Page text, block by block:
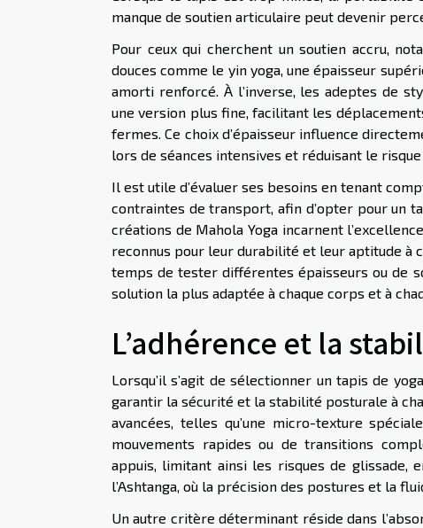
manque de soutien articulaire peut devenir
Pour ceux qui cherchent un soutien accru,
douces comme le yin yoga, une épaisseur
amorti renforcé. À l’inverse, les adeptes de
une version plus fine, facilitant les
fermes. Ce choix d’épaisseur influence
lors de séances intensives et réduisant le
Il est utile d’évaluer ses besoins en tenant
contraintes de transport, afin d’opter pour un
créations de Mahola Yoga incarnent
reconnus pour leur durabilité et leur aptitude
temps de tester différentes épaisseurs ou de
solution la plus adaptée à chaque corps et à
L’adhérence et la
Lorsqu’il s’agit de sélectionner un tapis de
garantir la sécurité et la stabilité posturale à
avancées, telles qu’une micro-texture
mouvements rapides ou de transitions
appuis, limitant ainsi les risques de glissade,
l’Ashtanga, où la précision des postures et la
Un autre critère déterminant réside dans